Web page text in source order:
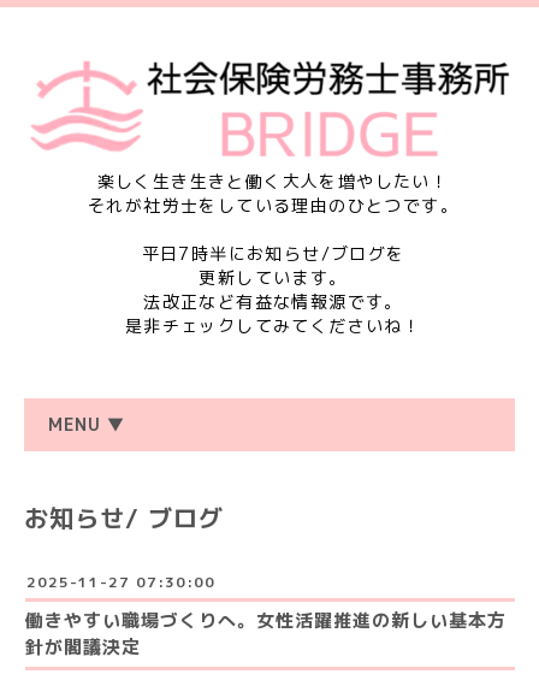
楽しく生き生きと働く大人を増やしたい！
それが社労士をしている理由のひとつです。
平日7時半にお知らせ/ブログを
更新しています。
法改正など有益な情報源です。
是非チェックしてみてくださいね！
MENU ▼
お知らせ/ ブログ
2025-11-27 07:30:00
働きやすい職場づくりへ。女性活躍推進の新しい基本方
針が閣議決定